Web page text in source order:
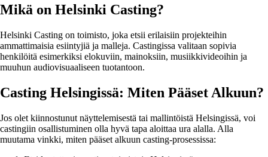
Mikä on Helsinki Casting?
Helsinki Casting on toimisto, joka etsii erilaisiin projekteihin
ammattimaisia esiintyjiä ja malleja. Castingissa valitaan sopivia
henkilöitä esimerkiksi elokuviin, mainoksiin, musiikkivideoihin ja
muuhun audiovisuaaliseen tuotantoon.
Casting Helsingissä: Miten Pääset Alkuun?
Jos olet kiinnostunut näyttelemisestä tai mallintöistä Helsingissä, voi
castingiin osallistuminen olla hyvä tapa aloittaa ura alalla. Alla
muutama vinkki, miten pääset alkuun casting-prosessissa: